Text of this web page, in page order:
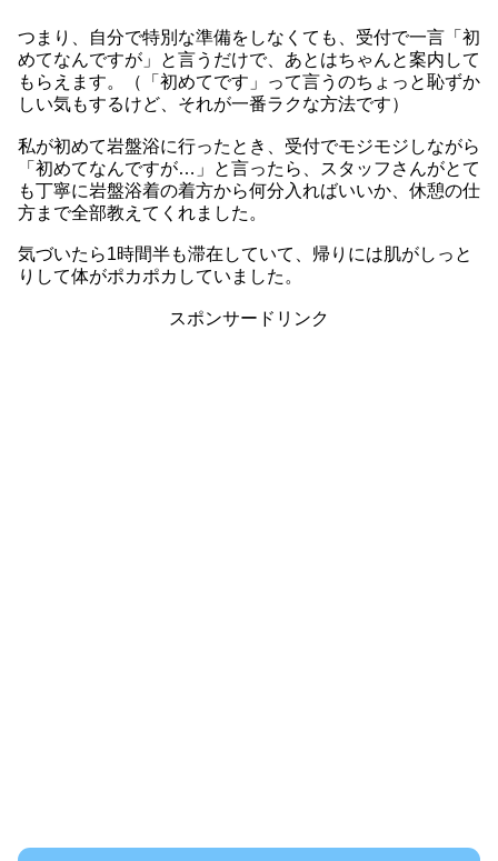
つまり、自分で特別な準備をしなくても、受付で一言「初
めてなんですが」と言うだけで、あとはちゃんと案内して
もらえます。（「初めてです」って言うのちょっと恥ずか
しい気もするけど、それが一番ラクな方法です）
私が初めて岩盤浴に行ったとき、受付でモジモジしながら
「初めてなんですが…」と言ったら、スタッフさんがとて
も丁寧に岩盤浴着の着方から何分入ればいいか、休憩の仕
方まで全部教えてくれました。
気づいたら1時間半も滞在していて、帰りには肌がしっと
りして体がポカポカしていました。
スポンサードリンク